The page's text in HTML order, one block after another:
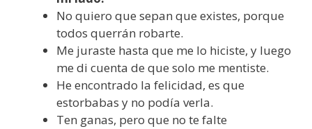
No quiero que sepan que existes, porque
todos querrán robarte.
Me juraste hasta que me lo hiciste, y luego
me di cuenta de que solo me mentiste.
He encontrado la felicidad, es que
estorbabas y no podía verla.
Ten ganas, pero que no te falte